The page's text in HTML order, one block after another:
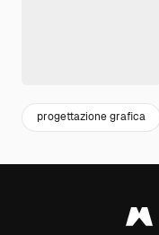
progettazione grafica